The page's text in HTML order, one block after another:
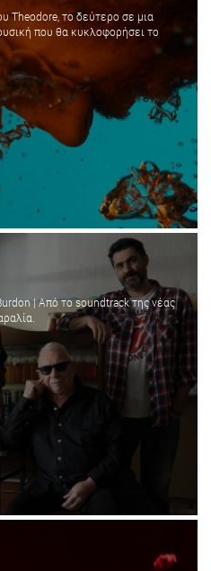
Theodore, το δεύτερο σε μια
που θα κυκλοφορήσει το
| Aπό το soundtrack της νέας